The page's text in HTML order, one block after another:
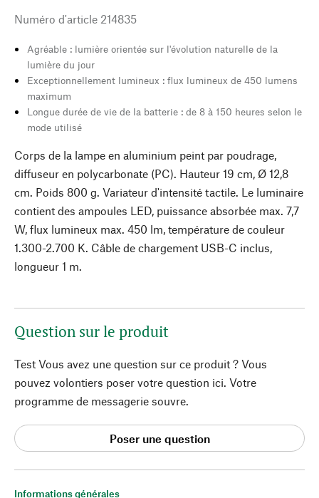
Informations générales
Numéro d'article 214835
Agréable : lumière orientée sur l'évolution naturelle de la
lumière du jour
Exceptionnellement lumineux : flux lumineux de 450 lumens
maximum
Longue durée de vie de la batterie : de 8 à 150 heures selon le
mode utilisé
Corps de la lampe en aluminium peint par poudrage,
diffuseur en polycarbonate (PC). Hauteur 19 cm, Ø 12,8
cm. Poids 800 g. Variateur d'intensité tactile. Le luminaire
contient des ampoules LED, puissance absorbée max. 7,7
W, flux lumineux max. 450 lm, température de couleur
1.300-2.700 K. Câble de chargement USB-C inclus,
longueur 1 m.
Question sur le produit
Test Vous avez une question sur ce produit ? Vous
pouvez volontiers poser votre question ici. Votre
programme de messagerie souvre.
Poser une question